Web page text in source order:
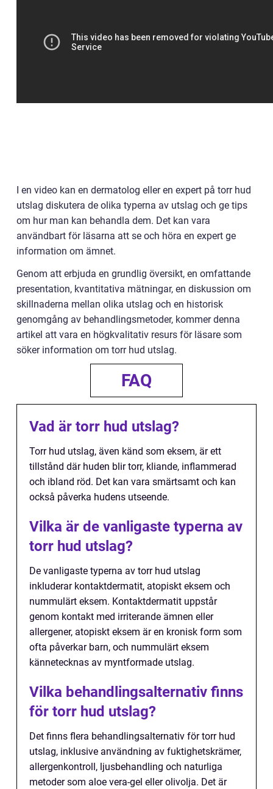
I en video kan en dermatolog eller en expert på torr hud
utslag diskutera de olika typerna av utslag och ge tips
om hur man kan behandla dem. Det kan vara
användbart för läsarna att se och höra en expert ge
information om ämnet.
Genom att erbjuda en grundlig översikt, en omfattande
presentation, kvantitativa mätningar, en diskussion om
skillnaderna mellan olika utslag och en historisk
genomgång av behandlingsmetoder, kommer denna
artikel att vara en högkvalitativ resurs för läsare som
söker information om torr hud utslag.
FAQ
Vad är torr hud utslag?
Torr hud utslag, även känd som eksem, är ett
tillstånd där huden blir torr, kliande, inflammerad
och ibland röd. Det kan vara smärtsamt och kan
också påverka hudens utseende.
Vilka är de vanligaste typerna av
torr hud utslag?
De vanligaste typerna av torr hud utslag
inkluderar kontaktdermatit, atopiskt eksem och
nummulärt eksem. Kontaktdermatit uppstår
genom kontakt med irriterande ämnen eller
allergener, atopiskt eksem är en kronisk form som
ofta påverkar barn, och nummulärt eksem
kännetecknas av myntformade utslag.
Vilka behandlingsalternativ finns
för torr hud utslag?
Det finns flera behandlingsalternativ för torr hud
utslag, inklusive användning av fuktighetskrämer,
allergenkontroll, ljusbehandling och naturliga
metoder som aloe vera-gel eller olivolja. Det är